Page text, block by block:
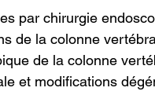
par chirurgie
de la colonne
de la colonne
et modifications